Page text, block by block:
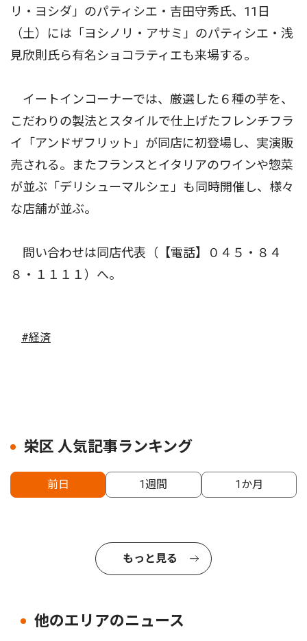
リ・ヨシダ」のパティシエ・吉田守秀氏、11日
（土）には「ヨシノリ・アサミ」のパティシエ・浅
見欣則氏ら有名ショコラティエも来場する。
イートインコーナーでは、厳選した６種の芋を、
こだわりの製法とスタイルで仕上げたフレンチフラ
イ「アンドザフリット」が同店に初登場し、実演販
売される。またフランスとイタリアのワインや惣菜
が並ぶ「デリシューマルシェ」も同時開催し、様々
な店舗が並ぶ。
問い合わせは同店代表（【電話】０４５・８４
８・１１１１）へ。
#経済
栄区 人気記事ランキング
前日 1週間 1か月
もっと見る
他のエリアのニュース